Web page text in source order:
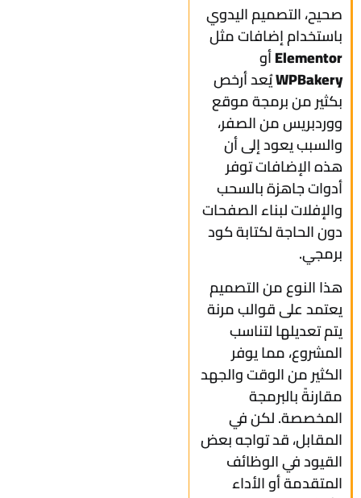
صحيح، التصميم اليدوي
باستخدام إضافات مثل
Elementorأو
WPBakeryيُعد أرخص
بكثير من برمجة موقع
ووردبريس من الصفر،
والسبب يعود إلى أن
هذه الإضافات توفر
أدوات جاهزة بالسحب
والإفلات لبناء الصفحات
دون الحاجة لكتابة كود
برمجي.
هذا النوع من التصميم
يعتمد على قوالب مرنة
يتم تعديلها لتناسب
المشروع، مما يوفر
الكثير من الوقت والجهد
مقارنةً بالبرمجة
المخصصة. لكن في
المقابل، قد تواجه بعض
القيود في الوظائف
المتقدمة أو الأداء